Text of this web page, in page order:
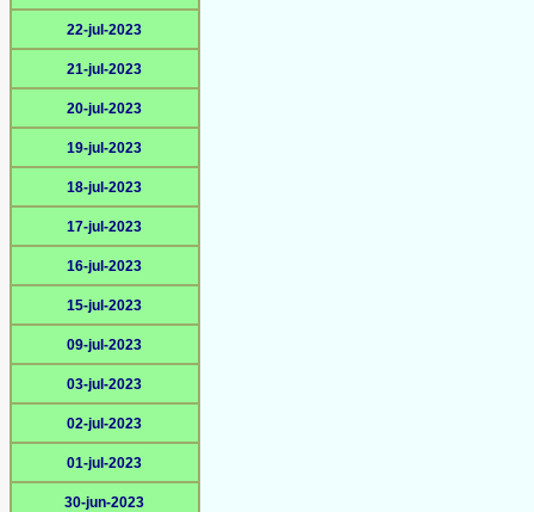
22-jul-2023
21-jul-2023
20-jul-2023
19-jul-2023
18-jul-2023
17-jul-2023
16-jul-2023
15-jul-2023
09-jul-2023
03-jul-2023
02-jul-2023
01-jul-2023
30-jun-2023